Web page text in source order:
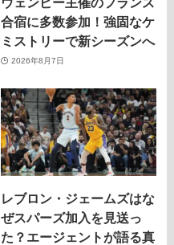
合宿に多数参加！強固なケ
ミストリーで新シーズンへ
2026年8月7日
レブロン・ジェームズはな
ぜスパーズ加入を見送っ
た？エージェントが語る真